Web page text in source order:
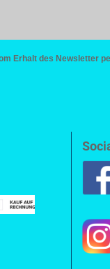
Erhalt des Newsletter